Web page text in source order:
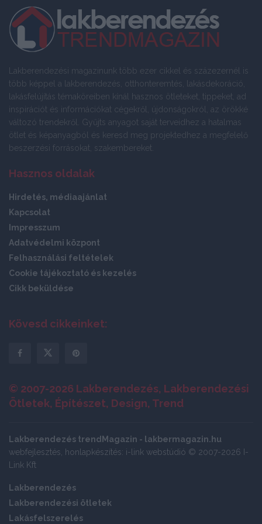
Lakberendezési magazinunk több ezer cikkel és százezernél is
több képpel a lakberendezés, otthonteremtés, lakásdekoráció,
lakásfelújítás témaköreiben kínál hasznos ötleteket, tippeket, ad
inspirációt és információkat cégekről, újdonságokról, az örökké
változó trendekről. Gyűjts anyagot saját terveidhez a hatalmas
ötlet és képanyagból és keresd meg projektedhez a megfelelő
beszerzési forrásokat, szakembereket.
Hasznos oldalak
Hirdetés, médiaajánlat
Kapcsolat
Impresszum
Adatvédelmi központ
Felhasználási feltételek
Cookie tájékoztató és kezelés
Cikk beküldése
Kövesd cikkeinket:
© 2007-2026 Lakberendezés, Lakberendezési
Ötletek, Építészet, Design, Trend
Lakberendezés trendMagazin - lakbermagazin.hu
webfejlesztés, honlapkészítés: i-link webstúdió © 2007-2026 I-
Link Kft
Lakberendezés
Lakberendezési ötletek
Lakásfelszerelés